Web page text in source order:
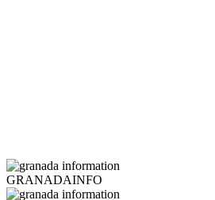
GRANADAINFO